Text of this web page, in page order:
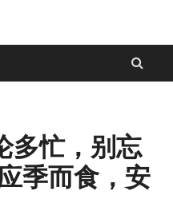
多忙，别忘
季而食，安